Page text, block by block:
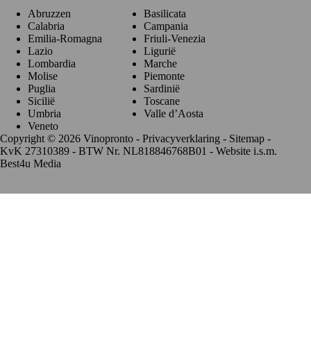
Abruzzen
Basilicata
Calabria
Campania
Emilia-Romagna
Friuli-Venezia
Lazio
Ligurië
Lombardia
Marche
Molise
Piemonte
Puglia
Sardinië
Sicilië
Toscane
Umbria
Valle d’Aosta
Veneto
Copyright © 2026 Vinopronto - Privacyverklaring - Sitemap -
KvK 27310389 - BTW Nr. NL818846768B01 - Website i.s.m.
Best4u Media